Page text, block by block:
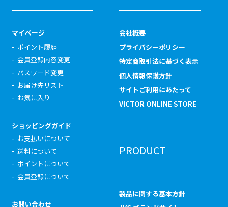
マイページ
ポイント履歴
会員登録内容変更
パスワード変更
お届け先リスト
お気に入り
ショッピングガイド
お支払いについて
送料について
ポイントについて
会員登録について
お問い合わせ
会社概要
プライバシーポリシー
特定商取引法に基づく表示
個人情報保護方針
サイトご利用にあたって
VICTOR ONLINE STORE
PRODUCT
製品に関する基本方針